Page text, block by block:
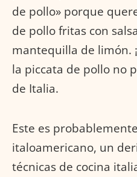
de pollo» porque
de pollo fritas con
mantequilla de limón.
la piccata de pollo no
de Italia.
Este es
italoamericano, un
técnicas de cocina